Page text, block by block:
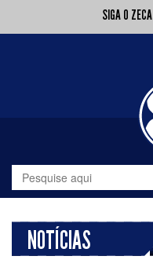
SIGA O ZECA
NOTÍCIAS